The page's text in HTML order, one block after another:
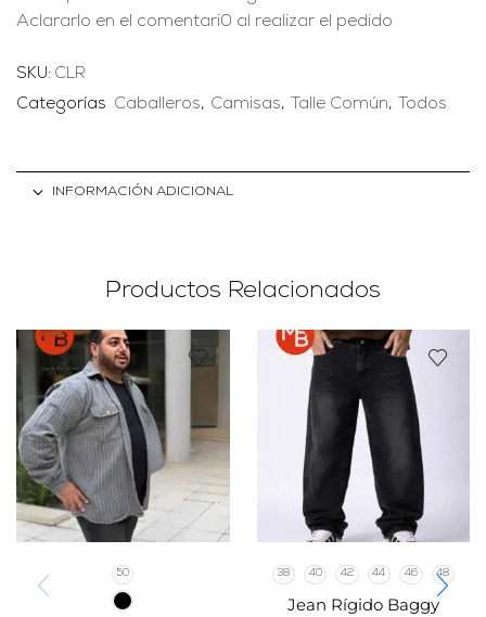
Aclararlo en el comentari0 al realizar el pedido
SKU: CLR
Categorías Caballeros, Camisas, Talle Común, Todos
INFORMACIÓN ADICIONAL
Productos Relacionados
50 38 40 42 44 46 48
Jean Rígido Baggy